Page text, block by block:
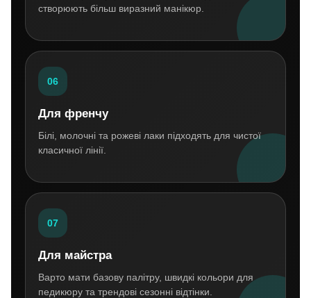
створюють більш виразний манікюр.
06
Для френчу
Білі, молочні та рожеві лаки підходять для чистої
класичної лінії.
07
Для майстра
Варто мати базову палітру, швидкі кольори для
педикюру та трендові сезонні відтінки.